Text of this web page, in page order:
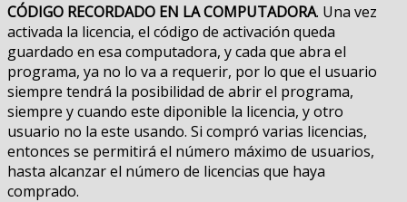
CÓDIGO RECORDADO EN LA COMPUTADORA. Una vez
activada la licencia, el código de activación queda
guardado en esa computadora, y cada que abra el
programa, ya no lo va a requerir, por lo que el usuario
siempre tendrá la posibilidad de abrir el programa,
siempre y cuando este diponible la licencia, y otro
usuario no la este usando. Si compró varias licencias,
entonces se permitirá el número máximo de usuarios,
hasta alcanzar el número de licencias que haya
comprado.